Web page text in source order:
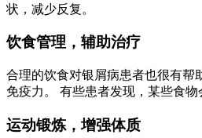
状，减少反复。
饮食管理，辅助治疗
合理的饮食对银屑病患者也很有帮
免疫力。 有些患者发现，某些食
运动锻炼，增强体质